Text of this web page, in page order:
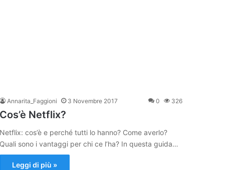
Annarita_Faggioni 3 Novembre 2017 0 326
Cos’è Netflix?
Netflix: cos’è e perché tutti lo hanno? Come averlo?
Quali sono i vantaggi per chi ce l’ha? In questa guida…
Leggi di più »